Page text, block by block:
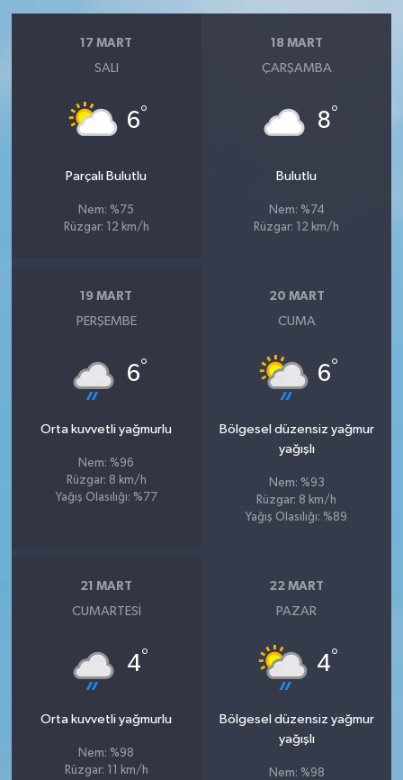
17 MART
SALI
6°
Parçalı Bulutlu
Nem: %75
Rüzgar: 12 km/h
18 MART
ÇARŞAMBA
8°
Bulutlu
Nem: %74
Rüzgar: 12 km/h
19 MART
PERŞEMBE
6°
Orta kuvvetli yağmurlu
Nem: %96
Rüzgar: 8 km/h
Yağış Olasılığı: %77
20 MART
CUMA
6°
Bölgesel düzensiz yağmur
yağışlı
Nem: %93
Rüzgar: 8 km/h
Yağış Olasılığı: %89
21 MART
CUMARTESI
4°
Orta kuvvetli yağmurlu
Nem: %98
Rüzgar: 11 km/h
22 MART
PAZAR
4°
Bölgesel düzensiz yağmur
yağışlı
Nem: %98